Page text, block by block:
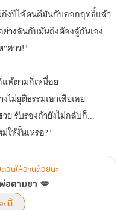
งปีไอ้คนดีมันกับออกฤทธิ์แล้ว
ย่างฉันกับมันถึงต้องสู้กันเอง
สาว!"
พ้ตามก็เหนื่อย
ม่ยุติธรรมเอาเสียเลย
ย รับรองถ้ายังไม่กลับก็...
อนให้อ่านด้วยนะ
พ่อตามขา 💋
งนี้